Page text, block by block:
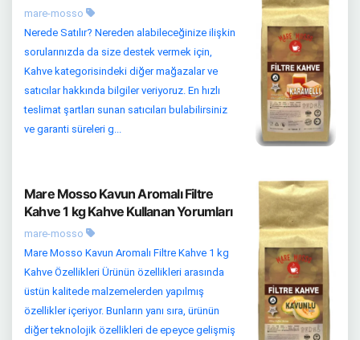
mare-mosso
Nerede Satılır? Nereden alabileceğinize ilişkin
sorularınızda da size destek vermek için,
Kahve kategorisindeki diğer mağazalar ve
satıcılar hakkında bilgiler veriyoruz. En hızlı
teslimat şartları sunan satıcıları bulabilirsiniz
ve garanti süreleri g...
Mare Mosso Kavun Aromalı Filtre
Kahve 1 kg Kahve Kullanan Yorumları
mare-mosso
Mare Mosso Kavun Aromalı Filtre Kahve 1 kg
Kahve Özellikleri Ürünün özellikleri arasında
üstün kalitede malzemelerden yapılmış
özellikler içeriyor. Bunların yanı sıra, ürünün
diğer teknolojik özellikleri de epeyce gelişmiş